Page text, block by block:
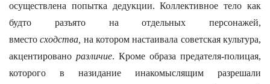
осуществлена попытка дедукции. Коллективное тело как
будто разъято на отдельных персонажей,
вместосходства, на котором настаивала советская культура,
акцентировано различие. Кроме образа предателя-полицая,
которого в назидание инакомыслящим разрешали